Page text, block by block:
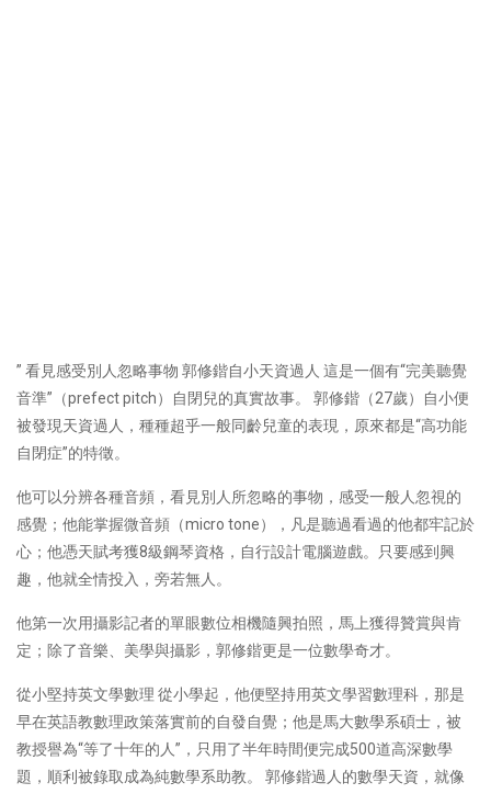
” 看見感受別人忽略事物 郭修鍇自小天資過人 這是一個有“完美聽覺
音準”（prefect pitch）自閉兒的真實故事。 郭修鍇（27歲）自小便
被發現天資過人，種種超乎一般同齡兒童的表現，原來都是“高功能
自閉症”的特徵。
他可以分辨各種音頻，看見別人所忽略的事物，感受一般人忽視的
感覺；他能掌握微音頻（micro tone），凡是聽過看過的他都牢記於
心；他憑天賦考獲8級鋼琴資格，自行設計電腦遊戲。只要感到興
趣，他就全情投入，旁若無人。
他第一次用攝影記者的單眼數位相機隨興拍照，馬上獲得贊賞與肯
定；除了音樂、美學與攝影，郭修鍇更是一位數學奇才。
從小堅持英文學數理 從小學起，他便堅持用英文學習數理科，那是
早在英語教數理政策落實前的自發自覺；他是馬大數學系碩士，被
教授譽為“等了十年的人”，只用了半年時間便完成500道高深數學
題，順利被錄取成為純數學系助教。 郭修鍇過人的數學天資，就像